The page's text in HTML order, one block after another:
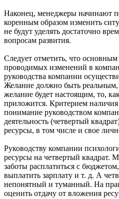
Наконец, менеджеры начинают
коренным образом изменить
не будут уделять достаточно
вопросам развития.
Следует отметить, что
проводимых изменений в
руководства компании
Желание должно быть
желание будет настоящим, то,
приложится. Критерием наличия
понимание руководством
деятельность (четвертый
ресурсы, в том числе и свое
Руководству компании
ресурсы на четвертый квадрат.
заботы расплатиться с
выплатить зарплату и т. д. А
непонятный и туманный. На
оценить отдачу от вложения